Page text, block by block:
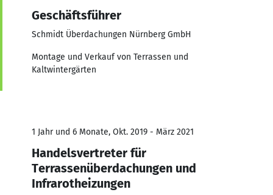
Geschäftsführer
Schmidt Überdachungen Nürnberg GmbH
Montage und Verkauf von Terrassen und
Kaltwintergärten
1 Jahr und 6 Monate, Okt. 2019 - März 2021
Handelsvertreter für
Terrassenüberdachungen und
Infrarotheizungen